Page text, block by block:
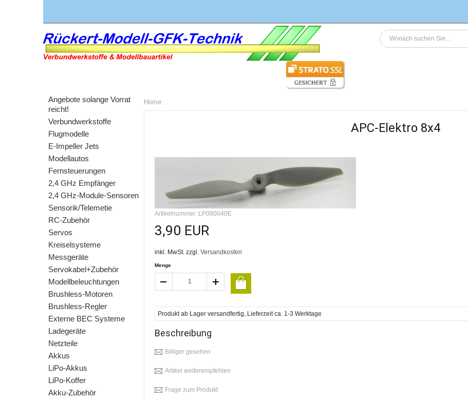
Angebote solange Vorrat
reicht!
Verbundwerkstoffe
Flugmodelle
E-Impeller Jets
Modellautos
Fernsteuerungen
2,4 GHz Empfänger
2,4 GHz-Module-Sensoren
Sensorik/Telemetie
RC-Zubehör
Servos
Kreiselsysteme
Messgeräte
Servokabel+Zubehör
Modellbeleuchtungen
Brushless-Motoren
Brushless-Regler
Externe BEC Systeme
Ladegeräte
Netzteile
Akkus
LiPo-Akkus
LiPo-Koffer
Akku-Zubehör
Home
APC-Elektro 8x4
Artikelnummer: LP080040E
3,90 EUR
inkl. MwSt. zzgl. Versandkosten
Menge
Produkt ab Lager versandfertig, Lieferzeit ca. 1-3 Werktage
Beschreibung
Billiger gesehen
Artikel weiterempfehlen
Frage zum Produkt